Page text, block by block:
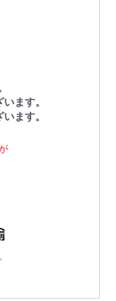
ます。
ます。